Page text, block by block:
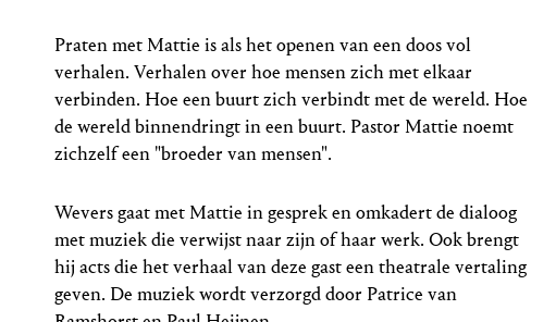
Praten met Mattie is als het openen van een doos vol
verhalen. Verhalen over hoe mensen zich met elkaar
verbinden. Hoe een buurt zich verbindt met de wereld. Hoe
de wereld binnendringt in een buurt. Pastor Mattie noemt
zichzelf een "broeder van mensen".
Wevers gaat met Mattie in gesprek en omkadert de dialoog
met muziek die verwijst naar zijn of haar werk. Ook brengt
hij acts die het verhaal van deze gast een theatrale vertaling
geven. De muziek wordt verzorgd door Patrice van